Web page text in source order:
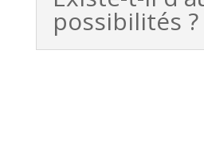
possibilités ?